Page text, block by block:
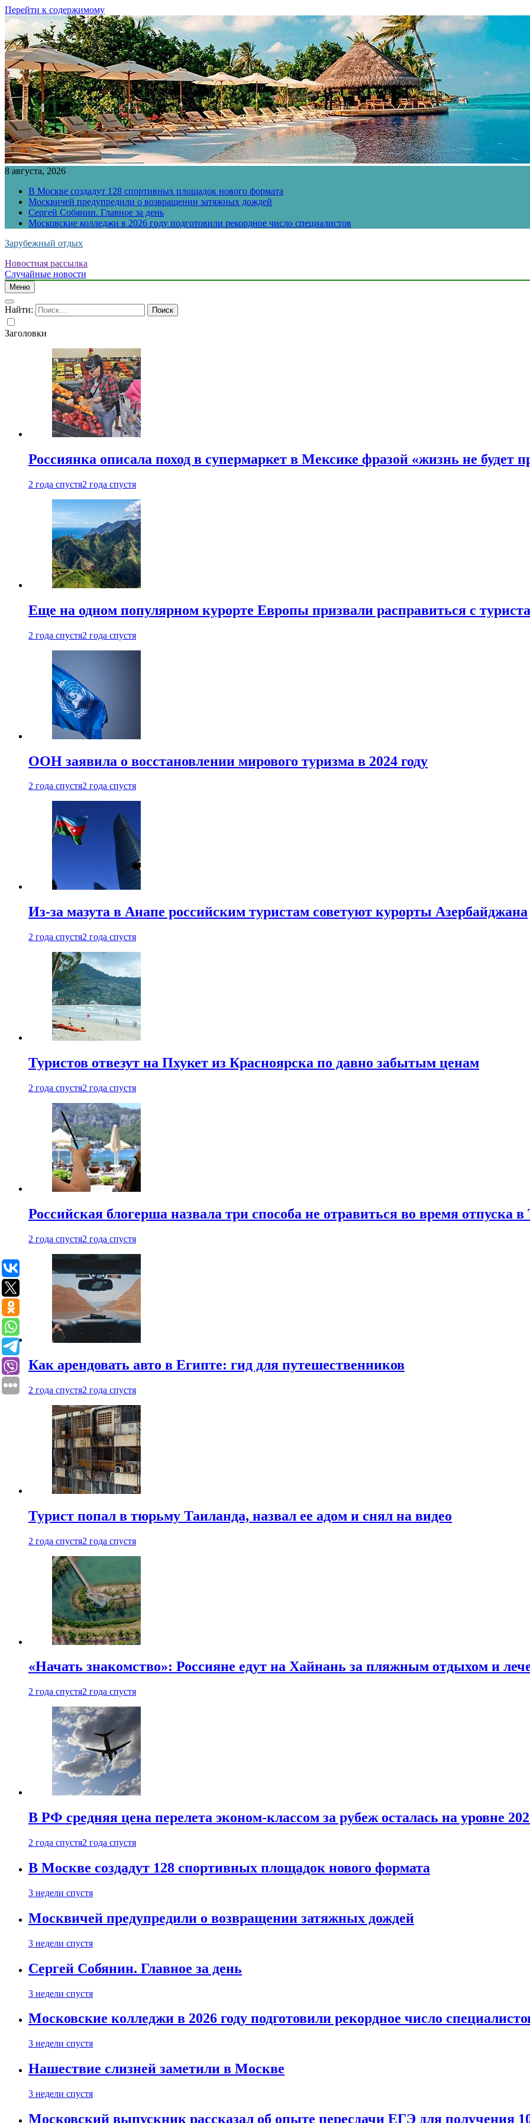
Перейти к содержимому
8 августа, 2026
В Москве создадут 128 спортивных площадок нового формата
Москвичей предупредили о возвращении затяжных дождей
Сергей Собянин. Главное за день
Московские колледжи в 2026 году подготовили рекордное число специалистов
Зарубежный отдых
Новостная рассылка
Случайные новости
Меню
Найти:
Заголовки
Россиянка описала поход в супермаркет в Мексике фразой «жизнь не будет
2 года спустя2 года спустя
Еще на одном популярном курорте Европы призвали расправиться с
2 года спустя2 года спустя
ООН заявила о восстановлении мирового туризма в 2024 году
2 года спустя2 года спустя
Из-за мазута в Анапе российским туристам советуют курорты Азербайджана
2 года спустя2 года спустя
Туристов отвезут на Пхукет из Красноярска по давно забытым ценам
2 года спустя2 года спустя
Российская блогерша назвала три способа не отравиться во время отпуска в
2 года спустя2 года спустя
Как арендовать авто в Египте: гид для путешественников
2 года спустя2 года спустя
Турист попал в тюрьму Таиланда, назвал ее адом и снял на видео
2 года спустя2 года спустя
«Начать знакомство»: Россияне едут на Хайнань за пляжным отдыхом и
2 года спустя2 года спустя
В РФ средняя цена перелета эконом-классом за рубеж осталась на уровне
2 года спустя2 года спустя
В Москве создадут 128 спортивных площадок нового формата
3 недели спустя
Москвичей предупредили о возвращении затяжных дождей
3 недели спустя
Сергей Собянин. Главное за день
3 недели спустя
Московские колледжи в 2026 году подготовили рекордное число
3 недели спустя
Нашествие слизней заметили в Москве
3 недели спустя
Московский выпускник рассказал об опыте пересдачи ЕГЭ для получения